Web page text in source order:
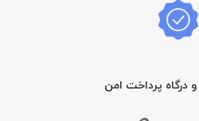
و درگاه پرداخت امن